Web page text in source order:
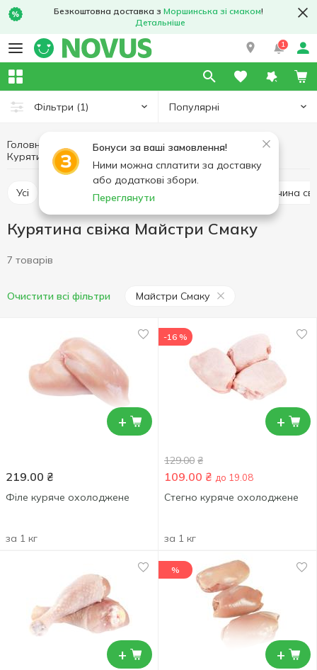
Безкоштовна доставка з Моршинська зі смаком!
Детальніше
1
Фільтри (1) Популярні
Бонуси за ваші замовлення!
Ними можна сплатити за доставку
або додаткові збори.
Переглянути
Головна М'ясо та ковбасні вироби
Свіже м'ясо
Курятина свіжа
Усі Курятина свіжа Яловичина
Курятина свіжа Майстри Смаку
7 товарів
Очистити всі фільтри Майстри Смаку
+
219.00 ₴
Філе куряче охолоджене
за 1 кг
+
-16 %
129.00 ₴
109.00 ₴ до 19.08
Стегно куряче охолоджене
за 1 кг
+ +
%